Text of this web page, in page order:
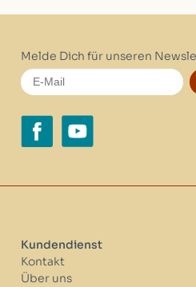
Melde Dich für unseren
Kundendienst
Kontakt
Über uns